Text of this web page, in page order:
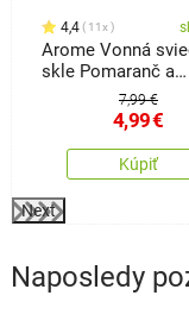
4,4 11x
Arome Vonná
skle Pomaranč a
klinčeky, 90 g
7,99 €
4,99€
Kúpiť
Next
Naposledy